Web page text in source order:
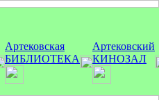
Артековская
БИБЛИОТЕКА
Артековский
КИНОЗАЛ